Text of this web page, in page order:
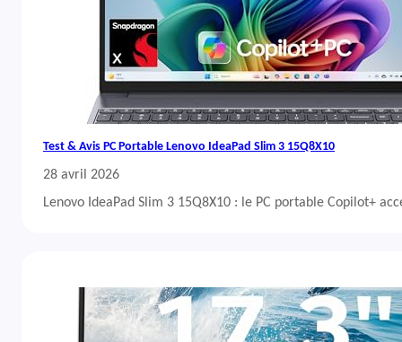
Test & Avis PC Portable Lenovo IdeaPad Slim 3 15Q8X10
28 avril 2026
Lenovo IdeaPad Slim 3 15Q8X10 : le PC portable Copilot+